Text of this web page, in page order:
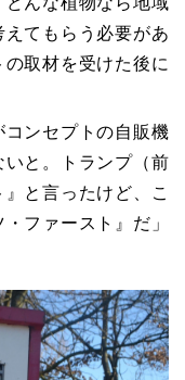
てもらう必要があ
取材を受けた後に
コンセプトの自販機
と。トランプ（前
と言ったけど、こ
ファースト』だ」